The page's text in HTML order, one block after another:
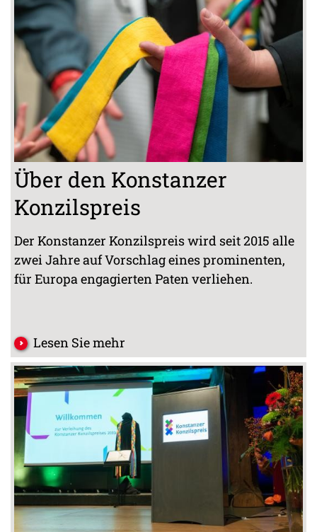
Über den Konstanzer
Konzilspreis
Der Konstanzer Konzilspreis wird seit 2015 alle
zwei Jahre auf Vorschlag eines prominenten,
für Europa engagierten Paten verliehen.
Lesen Sie mehr